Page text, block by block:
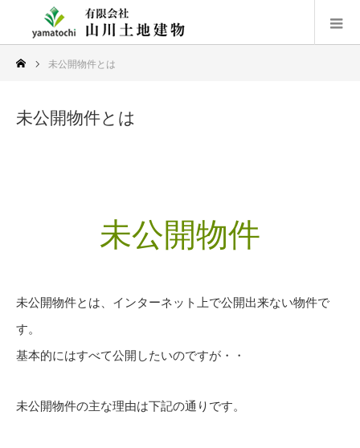
未公開物件とは
未公開物件とは
未公開物件
未公開物件とは、インターネット上で公開出来ない物件で
す。
基本的にはすべて公開したいのですが・・
未公開物件の主な理由は下記の通りです。